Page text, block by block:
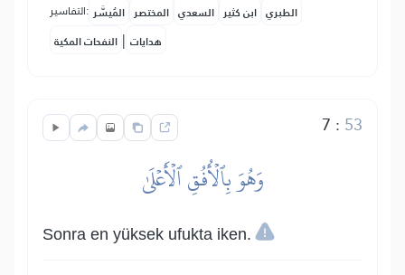
التفاسير: المُيسَّر المختصر السعدي ابن كثير الطبري
النفحات المكية | هدايات
7 : 53
وَهُوَ بِٱلۡأُفُقِ ٱلۡأَعۡلَىٰ
Sonra en yüksek ufukta iken.